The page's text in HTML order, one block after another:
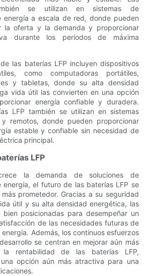
se utilizan en sistemas de
energía a escala de red, donde pueden
la oferta y la demanda y proporcionar
durante los períodos de máxima
las baterías LFP incluyen dispositivos
como computadoras portátiles,
y tabletas, donde su alta densidad
vida útil las convierten en una opción
energía confiable y duradera.
LFP también se utilizan en sistemas
remotos, donde pueden proporcionar
estable y confiable sin necesidad de
principal.
LFP
la demanda de soluciones de
energía, el futuro de las baterías LFP se
prometedor. Gracias a su seguridad
útil y su alta densidad energética, las
bien posicionadas para desempeñar un
de las necesidades futuras de
Además, los continuos esfuerzos
se centran en mejorar aún más
rentabilidad de las baterías LFP,
opción aún más atractiva para una